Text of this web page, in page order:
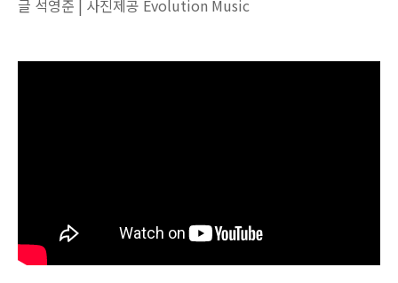
글 석영준 | 사진제공 Evolution Music